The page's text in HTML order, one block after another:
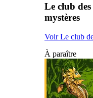
Le club
mystères
Voir Le club
À paraître